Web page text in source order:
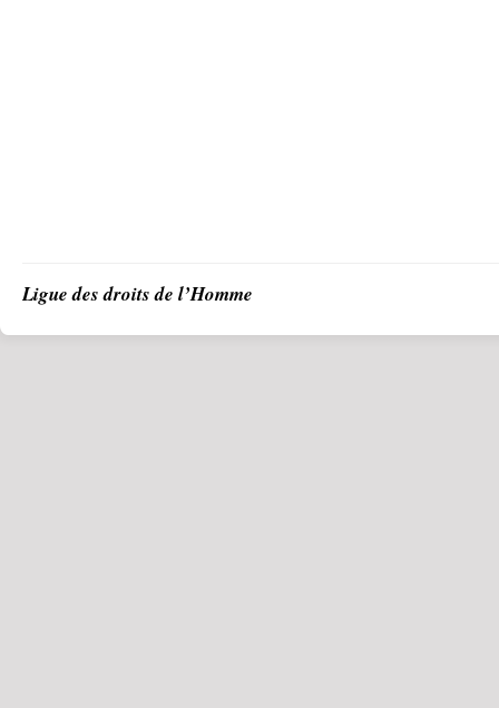
Ligue des droits de l’Homme